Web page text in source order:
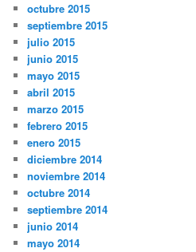
octubre 2015
septiembre 2015
julio 2015
junio 2015
mayo 2015
abril 2015
marzo 2015
febrero 2015
enero 2015
diciembre 2014
noviembre 2014
octubre 2014
septiembre 2014
junio 2014
mayo 2014